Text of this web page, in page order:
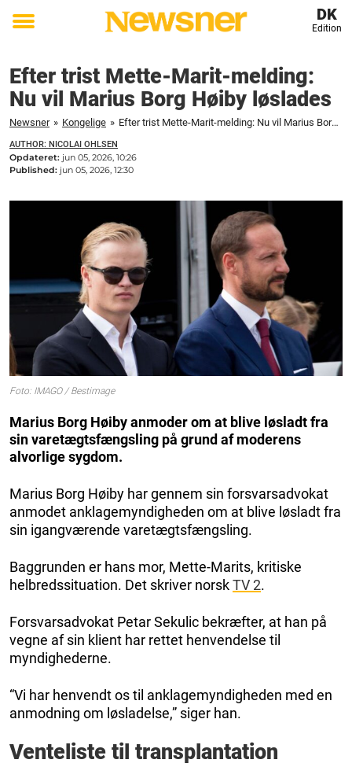
Toggle
DK
Edition
Efter trist Mette-Marit-melding:
Nu vil Marius Borg Høiby løslades
Newsner » Kongelige » Efter trist Mette-Marit-melding: Nu vil Marius Borg Høiby løslades
AUTHOR: NICOLAI OHLSEN
Opdateret: jun 05, 2026, 10:26
Published: jun 05, 2026, 12:30
Foto: IMAGO / Bestimage
Marius Borg Høiby anmoder om at blive løsladt fra
sin varetægtsfængsling på grund af moderens
alvorlige sygdom.
Marius Borg Høiby har gennem sin forsvarsadvokat
anmodet anklagemyndigheden om at blive løsladt fra
sin igangværende varetægtsfængsling.
Baggrunden er hans mor, Mette-Marits, kritiske
helbredssituation. Det skriver norskTV 2.
Forsvarsadvokat Petar Sekulic bekræfter, at han på
vegne af sin klient har rettet henvendelse til
myndighederne.
“Vi har henvendt os til anklagemyndigheden med en
anmodning om løsladelse,” siger han.
Venteliste til transplantation